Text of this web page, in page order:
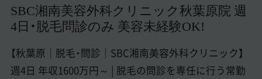
医師採用ご担当者様・その他問い合わせ
SBC湘南美容外科クリニック秋葉原院 週
4日・脱毛問診のみ 美容未経験OK!
【秋葉原｜脱毛・問診｜SBC湘南美容外科クリニック】
週4日 年収1600万円～ | 脱毛の問診を専任に行う常勤